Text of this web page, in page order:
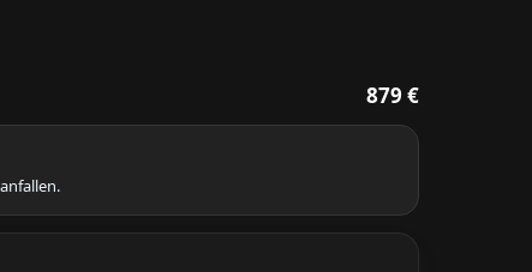
879 €